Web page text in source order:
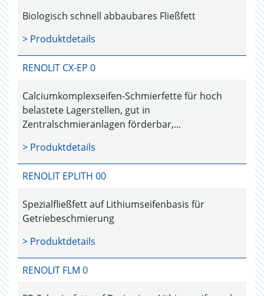
Biologisch schnell abbaubares Fließfett
> Produktdetails
RENOLIT CX-EP 0
Calciumkomplexseifen-Schmierfette für hoch
belastete Lagerstellen, gut in
Zentralschmieranlagen förderbar,...
> Produktdetails
RENOLIT EPLITH 00
Spezialfließfett auf Lithiumseifenbasis für
Getriebeschmierung
> Produktdetails
RENOLIT FLM 0